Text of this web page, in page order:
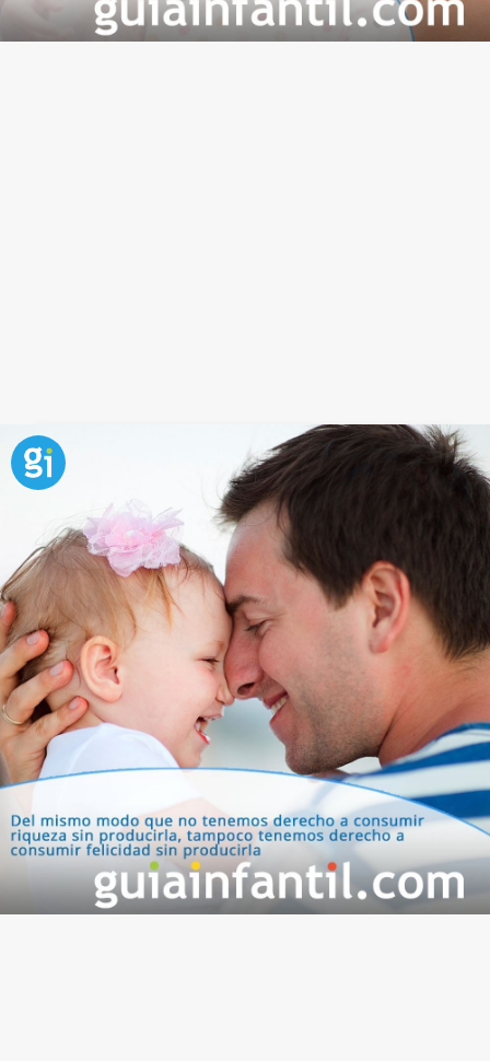
Frase del secreto de la felicidad
En una sociedad cada vez más obsesionada con la
imagen y las posesiones, es importante transmitir a
los niños la necesidad de sentirnos a gusto con
nosotros mismos. La confianza y la
uno mismoson valores que están directamente
relacionados con la felicidad.